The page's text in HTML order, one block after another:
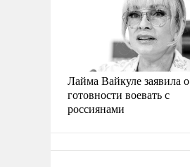
Лайма Вайкуле заявила о
готовности воевать с
россиянами